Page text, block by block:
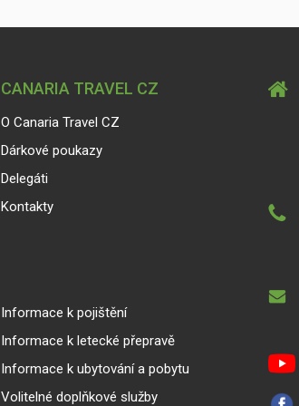
CANARIA TRAVEL CZ
O Canaria Travel CZ
Dárkové poukazy
Delegáti
Kontakty
Informace k pojištění
Informace k letecké přepravě
Informace k ubytování a pobytu
Volitelné doplňkové služby